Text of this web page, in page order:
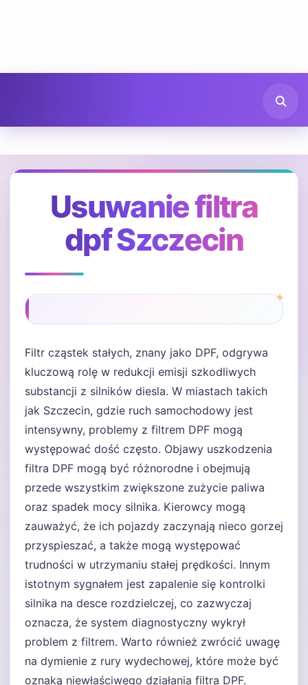
Usuwanie filtra
dpf Szczecin
Filtr cząstek stałych, znany jako DPF, odgrywa
kluczową rolę w redukcji emisji szkodliwych
substancji z silników diesla. W miastach takich
jak Szczecin, gdzie ruch samochodowy jest
intensywny, problemy z filtrem DPF mogą
występować dość często. Objawy uszkodzenia
filtra DPF mogą być różnorodne i obejmują
przede wszystkim zwiększone zużycie paliwa
oraz spadek mocy silnika. Kierowcy mogą
zauważyć, że ich pojazdy zaczynają nieco gorzej
przyspieszać, a także mogą występować
trudności w utrzymaniu stałej prędkości. Innym
istotnym sygnałem jest zapalenie się kontrolki
silnika na desce rozdzielczej, co zazwyczaj
oznacza, że system diagnostyczny wykrył
problem z filtrem. Warto również zwrócić uwagę
na dymienie z rury wydechowej, które może być
oznaką niewłaściwego działania filtra DPF.